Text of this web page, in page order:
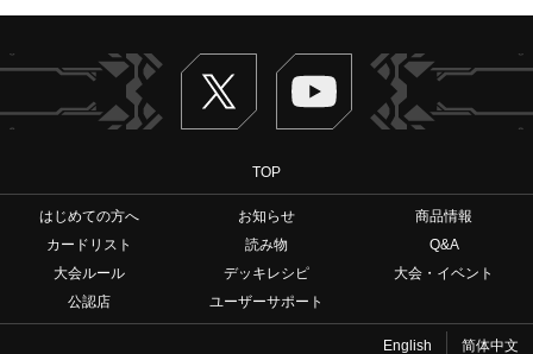
Twitter ヴァンガードch
TOP
はじめての方へ お知らせ
商品情報
カードリスト
読み物
Q&A
大会ルール
デッキレシピ
大会・イベント
公認店
ユーザーサポート
English 简体中文